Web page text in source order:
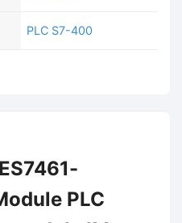
PLC S7-400
PLC